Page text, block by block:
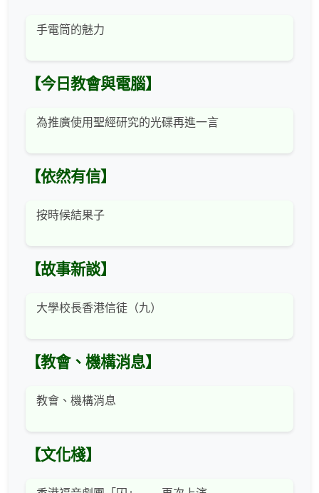
手電筒的魅力
【今日教會與電腦】
為推廣使用聖經研究的光碟再進一言
【依然有信】
按時候結果子
【故事新談】
大學校長香港信徒（九）
【教會、機構消息】
教會、機構消息
【文化棧】